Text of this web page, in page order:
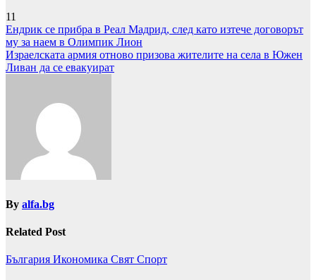
11
Навигация
Ендрик се прибра в Реал Мадрид, след като изтече договорът
му за наем в Олимпик Лион
Израелската армия отново призова жителите на села в Южен
Ливан да се евакуират
By alfa.bg
Related Post
България Икономика Свят Спорт